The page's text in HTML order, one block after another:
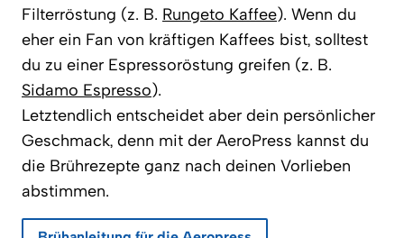
Filterröstung (z. B. Rungeto Kaffee). Wenn du
eher ein Fan von kräftigen Kaffees bist, solltest
du zu einer Espressoröstung greifen (z. B.
Sidamo Espresso).
Letztendlich entscheidet aber dein persönlicher
Geschmack, denn mit der AeroPress kannst du
die Brührezepte ganz nach deinen Vorlieben
abstimmen.